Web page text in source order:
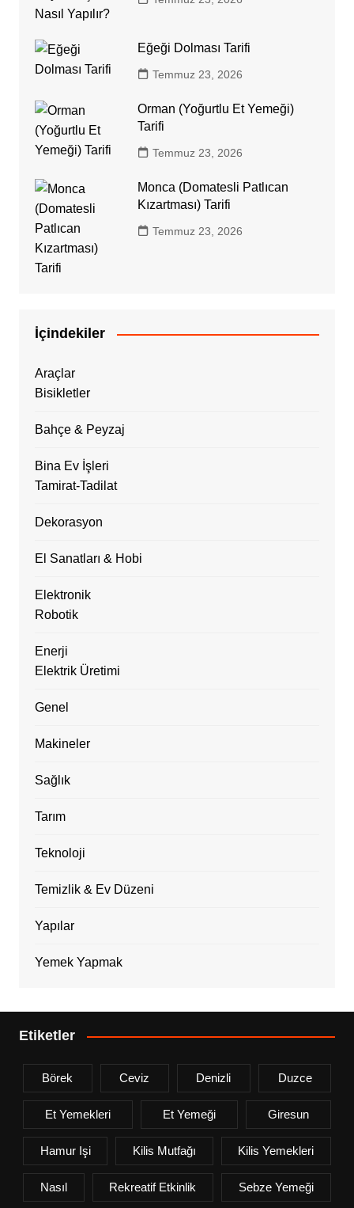
Eğeği Dolması Tarifi
Temmuz 23, 2026
Orman (Yoğurtlu Et Yemeği)
Tarifi
Temmuz 23, 2026
Monca (Domatesli Patlıcan
Kızartması) Tarifi
Temmuz 23, 2026
İçindekiler
Araçlar
Bisikletler
Bahçe & Peyzaj
Bina Ev İşleri
Tamirat-Tadilat
Dekorasyon
El Sanatları & Hobi
Elektronik
Robotik
Enerji
Elektrik Üretimi
Genel
Makineler
Sağlık
Tarım
Teknoloji
Temizlik & Ev Düzeni
Yapılar
Yemek Yapmak
Etiketler
Börek Ceviz Denizli Duzce
Et Yemekleri Et Yemeği Giresun
Hamur Işi Kilis Mutfağı Kilis Yemekleri
Nasıl Rekreatif Etkinlik Sebze Yemeği